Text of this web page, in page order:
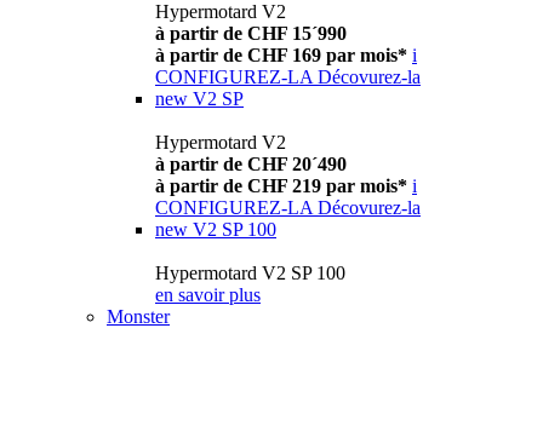
Hypermotard V2
à partir de CHF 15´990
à partir de CHF 169 par mois* i
CONFIGUREZ-LA Décovurez-la
new V2 SP
Hypermotard V2
à partir de CHF 20´490
à partir de CHF 219 par mois* i
CONFIGUREZ-LA Décovurez-la
new V2 SP 100
Hypermotard V2 SP 100
en savoir plus
Monster